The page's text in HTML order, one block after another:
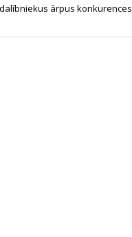
ārpus konkurences